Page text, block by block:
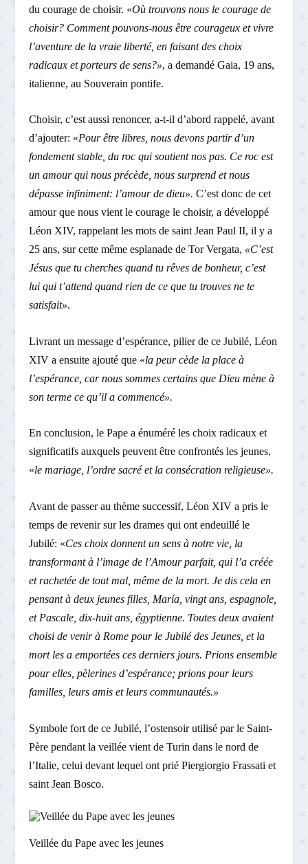
du courage de choisir. «Où trouvons nous le courage de
choisir? Comment pouvons-nous être courageux et vivre
l’aventure de la vraie liberté, en faisant des choix
radicaux et porteurs de sens?», a demandé Gaia, 19 ans,
italienne, au Souverain pontife.
Choisir, c’est aussi renoncer, a-t-il d’abord rappelé, avant
d’ajouter: «Pour être libres, nous devons partir d’un
fondement stable, du roc qui soutient nos pas. Ce roc est
un amour qui nous précède, nous surprend et nous
dépasse infiniment: l’amour de dieu». C’est donc de cet
amour que nous vient le courage le choisir, a développé
Léon XIV, rappelant les mots de saint Jean Paul II, il y a
25 ans, sur cette même esplanade de Tor Vergata, «C’est
Jésus que tu cherches quand tu rêves de bonheur, c’est
lui qui t’attend quand rien de ce que tu trouves ne te
satisfait».
Livrant un message d’espérance, pilier de ce Jubilé, Léon
XIV a ensuite ajouté que «la peur cède la place à
l’espérance, car nous sommes certains que Dieu mène à
son terme ce qu’il a commencé».
En conclusion, le Pape a énuméré les choix radicaux et
significatifs auxquels peuvent être confrontés les jeunes,
«le mariage, l’ordre sacré et la consécration religieuse».
Avant de passer au thème successif, Léon XIV a pris le
temps de revenir sur les drames qui ont endeuillé le
Jubilé: «Ces choix donnent un sens à notre vie, la
transformant à l’image de l’Amour parfait, qui l’a créée
et rachetée de tout mal, même de la mort. Je dis cela en
pensant à deux jeunes filles, María, vingt ans, espagnole,
et Pascale, dix-huit ans, égyptienne. Toutes deux avaient
choisi de venir à Rome pour le Jubilé des Jeunes, et la
mort les a emportées ces derniers jours. Prions ensemble
pour elles, pèlerines d’espérance; prions pour leurs
familles, leurs amis et leurs communautés.»
Symbole fort de ce Jubilé, l’ostensoir utilisé par le Saint-
Père pendant la veillée vient de Turin dans le nord de
l’Italie, celui devant lequel ont prié Piergiorgio Frassati et
saint Jean Bosco.
Veillée du Pape avec les jeunes